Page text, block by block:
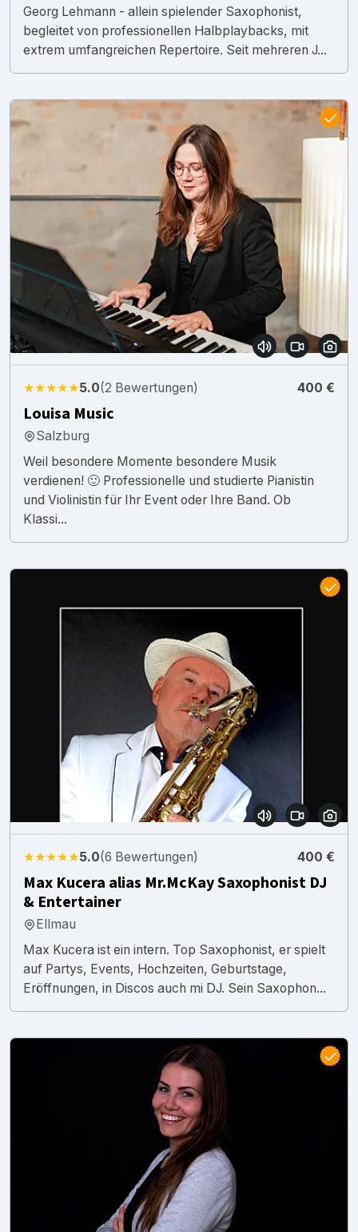
Georg Lehmann - allein spielender Saxophonist,
begleitet von professionellen Halbplaybacks, mit
extrem umfangreichen Repertoire. Seit mehreren J...
★★★★★5.0(2 Bewertungen) 400 €
Louisa Music
Salzburg
Weil besondere Momente besondere Musik
verdienen! 🙂 Professionelle und studierte Pianistin
und Violinistin für Ihr Event oder Ihre Band. Ob
Klassi...
★★★★★5.0(6 Bewertungen) 400 €
Max Kucera alias Mr.McKay Saxophonist DJ
& Entertainer
Ellmau
Max Kucera ist ein intern. Top Saxophonist, er spielt
auf Partys, Events, Hochzeiten, Geburtstage,
Eröffnungen, in Discos auch mi DJ. Sein Saxophon...